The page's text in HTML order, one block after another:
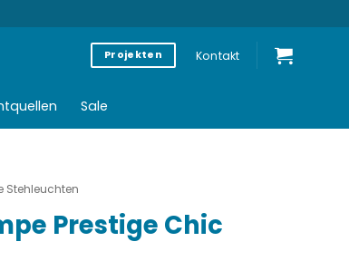
Projekten Kontakt
Sale
Stehleuchten
Prestige Chic